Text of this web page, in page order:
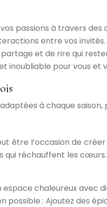
passions à travers des
entre vos invités.
et de rire qui
inoubliable pour vous et
à chaque
être l’occasion de
réchauffent les
chaleureux
possible : Ajoutez des